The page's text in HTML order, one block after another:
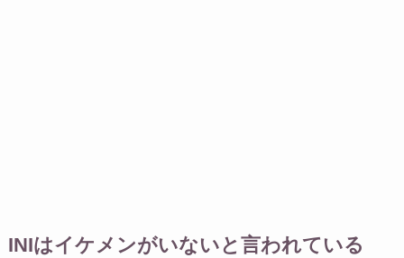
INIはイケメンがいないと言われている